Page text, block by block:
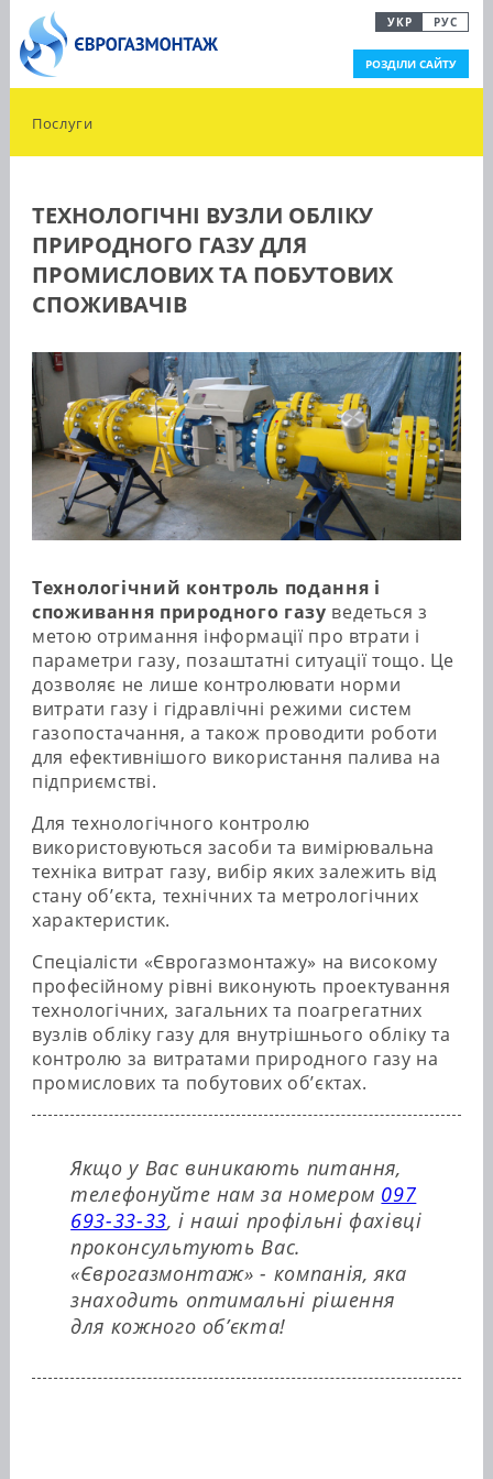
УКР РУС
РОЗДІЛИ САЙТУ
Послуги
ТЕХНОЛОГІЧНІ ВУЗЛИ ОБЛІКУ
ПРИРОДНОГО ГАЗУ ДЛЯ
ПРОМИСЛОВИХ ТА ПОБУТОВИХ
СПОЖИВАЧІВ
Технологічний контроль подання і
споживання природного газу ведеться з
метою отримання інформації про втрати і
параметри газу, позаштатні ситуації тощо. Це
дозволяє не лише контролювати норми
витрати газу і гідравлічні режими систем
газопостачання, а також проводити роботи
для ефективнішого використання палива на
підприємстві.
Для технологічного контролю
використовуються засоби та вимірювальна
техніка витрат газу, вибір яких залежить від
стану об’єкта, технічних та метрологічних
характеристик.
Спеціалісти «Єврогазмонтажу» на високому
професійному рівні виконують проектування
технологічних, загальних та поагрегатних
вузлів обліку газу для внутрішнього обліку та
контролю за витратами природного газу на
промислових та побутових об’єктах.
Якщо у Вас виникають питання,
телефонуйте нам за номером 097
693-33-33, і наші профільні фахівці
проконсультують Вас.
«Єврогазмонтаж» - компанія, яка
знаходить оптимальні рішення
для кожного об’єкта!